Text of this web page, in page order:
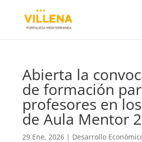
Abierta la
de formación
profesores en
de Aula Mentor
29 Ene, 2026| Desarrollo